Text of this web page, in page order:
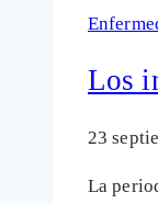
Los
23
La